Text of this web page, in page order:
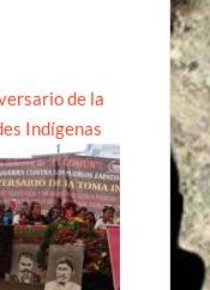
de la
Indígenas